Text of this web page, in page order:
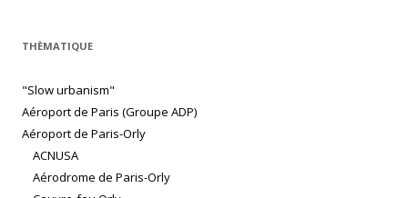
THÈMATIQUE
"Slow urbanism"
Aéroport de Paris (Groupe ADP)
Aéroport de Paris-Orly
ACNUSA
Aérodrome de Paris-Orly